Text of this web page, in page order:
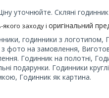
уточнюйте. Скляні
заходу і оригінальний
годинники з
фото на замовлення,
Годинник на полотні,
подарунки. Годинники
Годинник як картина.